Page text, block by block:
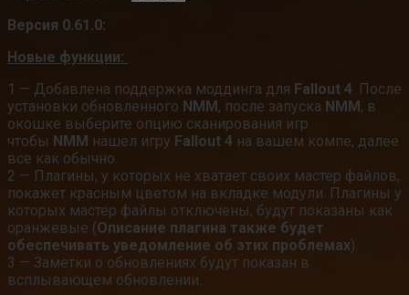
Версия 0.61.0:
Новые функции:
1 — Добавлена поддержка моддинга для Fallout 4. После
установки обновленного NMM, после запуска NMM, в
окошке выберите опцию сканирования игр
чтобы NMM нашел игру Fallout 4 на вашем компе, далее
все как обычно.
2 — Плагины, у которых не хватает своих мастер файлов,
покажет красным цветом на вкладке модули. Плагины у
которых мастер файлы отключены, будут показаны как
оранжевые (Описание плагина также будет
обеспечивать уведомление об этих проблемах).
3 — Заметки о обновлениях будут показан в
всплывающем обновлении.